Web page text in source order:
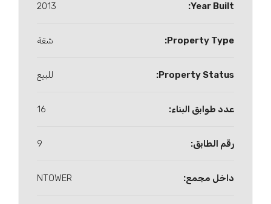
Year Built:
2013
Property Type: شقة
Property Status: للبيع
عدد طوابق البناء: 16
رقم الطابق: 9
داخل مجمع: NTOWER